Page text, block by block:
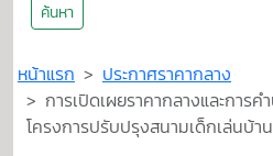
ค้นหา
หน้าแรก
ประกาศราคากลาง
การเปิดเผยราคากลางและการ
โครงการปรับปรุงสนามเด็กเล่นบ้า